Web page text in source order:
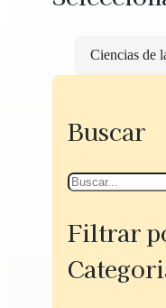
Ciencias de
Buscar
Filtrar